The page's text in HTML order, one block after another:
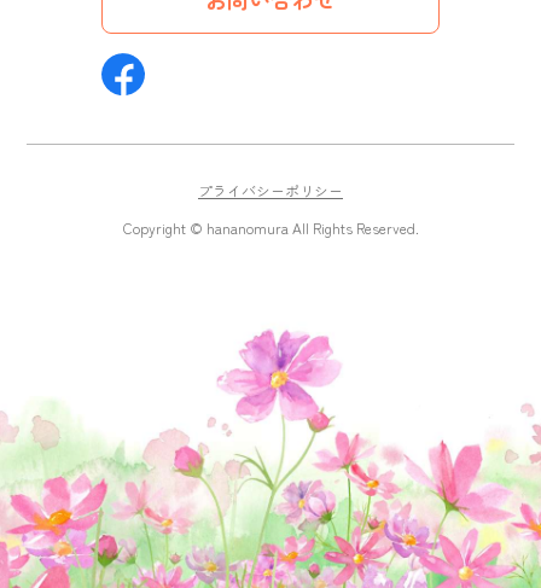
プライバシーポリシー
Copyright © hananomura All Rights Reserved.